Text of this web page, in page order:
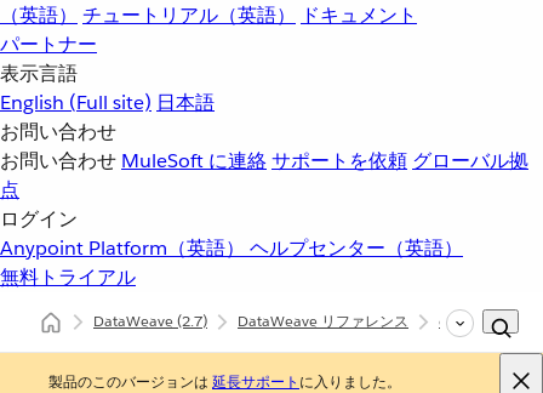
（英語）
チュートリアル（英語）
ドキュメント
パートナー
表示言語
English (Full site) 日本語
お問い合わせ
お問い合わせ MuleSoft に連絡サポートを依頼 グローバル拠
点
ログイン
Anypoint Platform（英語） ヘルプセンター（英語）
無料トライアル
DataWeave(2.7) DataWeave リファレンス dw::Core
製品のこのバージョンは 延長サポート に入りました。